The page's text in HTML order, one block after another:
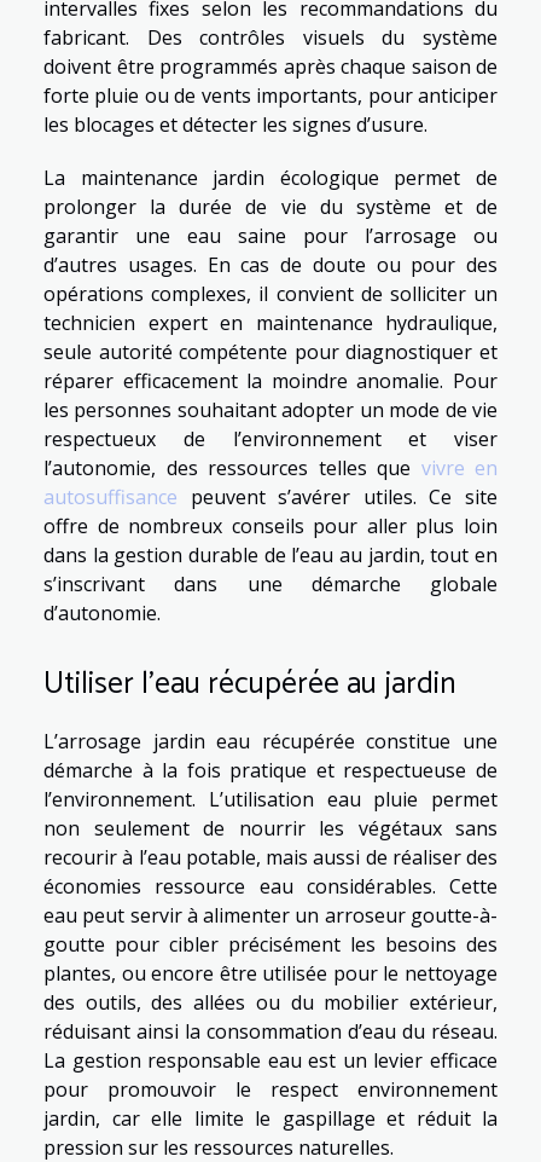
intervalles fixes selon les recommandations du
fabricant. Des contrôles visuels du système
doivent être programmés après chaque saison de
forte pluie ou de vents importants, pour anticiper
les blocages et détecter les signes d’usure.
La maintenance jardin écologique permet de
prolonger la durée de vie du système et de
garantir une eau saine pour l’arrosage ou
d’autres usages. En cas de doute ou pour des
opérations complexes, il convient de solliciter un
technicien expert en maintenance hydraulique,
seule autorité compétente pour diagnostiquer et
réparer efficacement la moindre anomalie. Pour
les personnes souhaitant adopter un mode de vie
respectueux de l’environnement et viser
l’autonomie, des ressources telles que vivre en
autosuffisance peuvent s’avérer utiles. Ce site
offre de nombreux conseils pour aller plus loin
dans la gestion durable de l’eau au jardin, tout en
s’inscrivant dans une démarche globale
d’autonomie.
Utiliser l’eau récupérée au jardin
L’arrosage jardin eau récupérée constitue une
démarche à la fois pratique et respectueuse de
l’environnement. L’utilisation eau pluie permet
non seulement de nourrir les végétaux sans
recourir à l’eau potable, mais aussi de réaliser des
économies ressource eau considérables. Cette
eau peut servir à alimenter un arroseur goutte-à-
goutte pour cibler précisément les besoins des
plantes, ou encore être utilisée pour le nettoyage
des outils, des allées ou du mobilier extérieur,
réduisant ainsi la consommation d’eau du réseau.
La gestion responsable eau est un levier efficace
pour promouvoir le respect environnement
jardin, car elle limite le gaspillage et réduit la
pression sur les ressources naturelles.